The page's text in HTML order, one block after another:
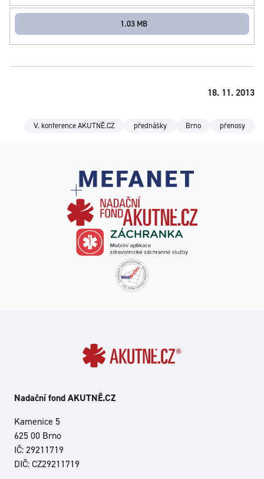
1.03 MB
18. 11. 2013
V. konference AKUTNĚ.CZ přednášky Brno přenosy
Nadační fond AKUTNĚ.CZ
Kamenice 5
625 00 Brno
IČ: 29211719
DIČ: CZ29211719